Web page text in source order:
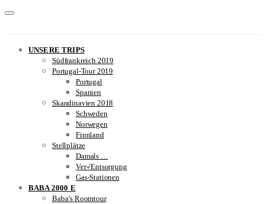
UNSERE TRIPS
Südfrankreich 2019
Portugal-Tour 2019
Portugal
Spanien
Skandinavien 2018
Schweden
Norwegen
Finnland
Stellplätze
Damals …
Ver-/Entsorgung
Gas-Stationen
BABA 2000 E
Baba’s Roomtour